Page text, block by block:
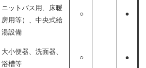
ニットバス用、床暖
房用等）、中央式給
湯設備
○ ●
大小便器、洗面器、
浴槽等
○ ●